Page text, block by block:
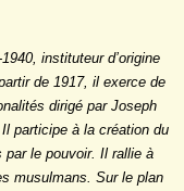
instituteur d’origine
de 1917, il exerce de
dirigé par Joseph
participe à la création du
par le pouvoir. Il rallie à
musulmans. Sur le plan